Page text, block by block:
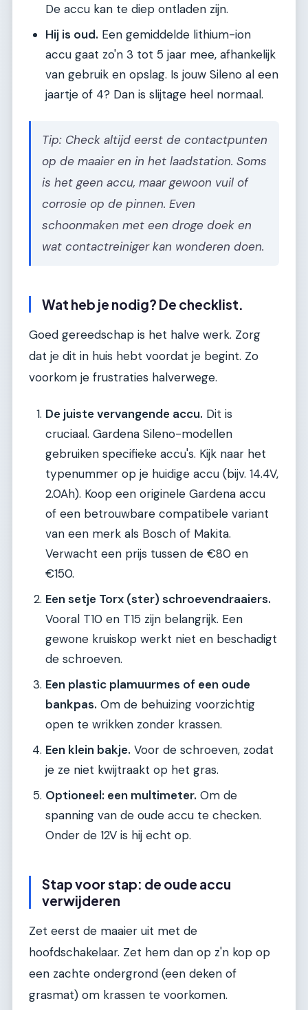
De accu kan te diep ontladen zijn.
Hij is oud. Een gemiddelde lithium-ion
accu gaat zo'n 3 tot 5 jaar mee, afhankelijk
van gebruik en opslag. Is jouw Sileno al een
jaartje of 4? Dan is slijtage heel normaal.
Tip: Check altijd eerst de contactpunten
op de maaier en in het laadstation. Soms
is het geen accu, maar gewoon vuil of
corrosie op de pinnen. Even
schoonmaken met een droge doek en
wat contactreiniger kan wonderen doen.
Wat heb je nodig? De checklist.
Goed gereedschap is het halve werk. Zorg
dat je dit in huis hebt voordat je begint. Zo
voorkom je frustraties halverwege.
De juiste vervangende accu. Dit is
cruciaal. Gardena Sileno-modellen
gebruiken specifieke accu's. Kijk naar het
typenummer op je huidige accu (bijv. 14.4V,
2.0Ah). Koop een originele Gardena accu
of een betrouwbare compatibele variant
van een merk als Bosch of Makita.
Verwacht een prijs tussen de €80 en
€150.
Een setje Torx (ster) schroevendraaiers.
Vooral T10 en T15 zijn belangrijk. Een
gewone kruiskop werkt niet en beschadigt
de schroeven.
Een plastic plamuurmes of een oude
bankpas. Om de behuizing voorzichtig
open te wrikken zonder krassen.
Een klein bakje. Voor de schroeven, zodat
je ze niet kwijtraakt op het gras.
Optioneel: een multimeter. Om de
spanning van de oude accu te checken.
Onder de 12V is hij echt op.
Stap voor stap: de oude accu
verwijderen
Zet eerst de maaier uit met de
hoofdschakelaar. Zet hem dan op z'n kop op
een zachte ondergrond (een deken of
grasmat) om krassen te voorkomen.